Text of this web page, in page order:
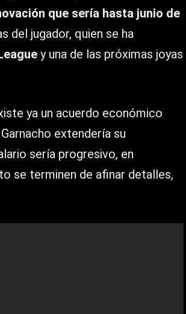
que sería hasta junio de
del jugador, quien se ha
y una de las próximas joyas
ya un acuerdo económico
extendería su
sería progresivo, en
se terminen de afinar detalles,